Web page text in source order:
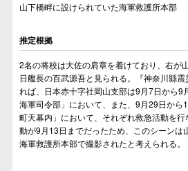
山下橋畔に設けられていた海軍救護所本部
推定根拠
2名の将校は大佐の肩章を着けており、右が
日艦長の百武源吾と見られる。『神奈川縣
れば、日本赤十字社岡山支部は9月7日から9
海軍司令部」において、また、9月29日から
町天幕内」において、それぞれ救急活動を
動が9月13日までだったため、このシーンは
海軍救護所本部で撮影されたと考えられる。